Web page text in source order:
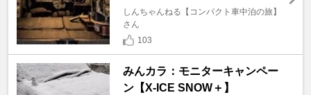
しんちゃんねる【コンパクト車中泊の旅】
さん
103
みんカラ：モニターキャンペー
ン【X-ICE SNOW＋】